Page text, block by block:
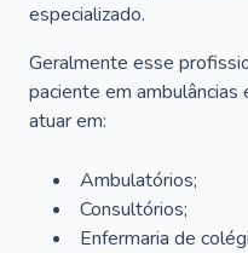
especializado.
Geralmente esse
paciente em
atuar em:
Ambulatórios;
Consultórios;
Enfermaria de